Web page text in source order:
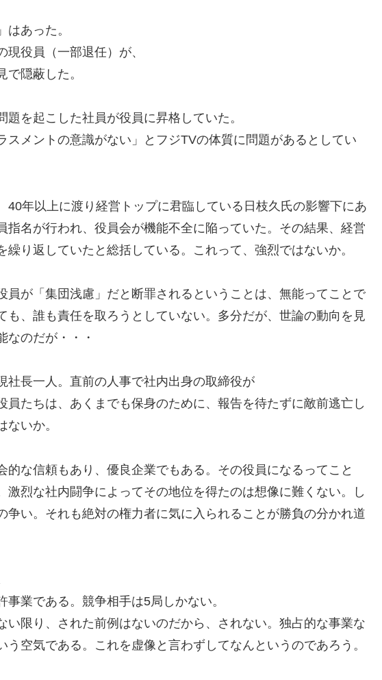
あった。
役員（一部退任）が、
隠蔽した。
題を起こした社員が役員に昇格していた。
スメントの意識がない」とフジTVの体質に問題があるとしてい
40年以上に渡り経営トップに君臨している日枝久氏の影響下にあ
指名が行われ、役員会が機能不全に陥っていた。その結果、経営
繰り返していたと総括している。これって、強烈ではないか。
員が「集団浅慮」だと断罪されるということは、無能ってことで
も、誰も責任を取ろうとしていない。多分だが、世論の動向を見
なのだが・・・
社長一人。直前の人事で社内出身の取締役が
員たちは、あくまでも保身のために、報告を待たずに敵前逃亡し
いか。
的な信頼もあり、優良企業でもある。その役員になるってこと
激烈な社内闘争によってその地位を得たのは想像に難くない。し
争い。それも絶対の権力者に気に入られることが勝負の分かれ道
業である。競争相手は5局しかない。
い限り、された前例はないのだから、されない。独占的な事業な
空気である。これを虚像と言わずしてなんというのであろう。